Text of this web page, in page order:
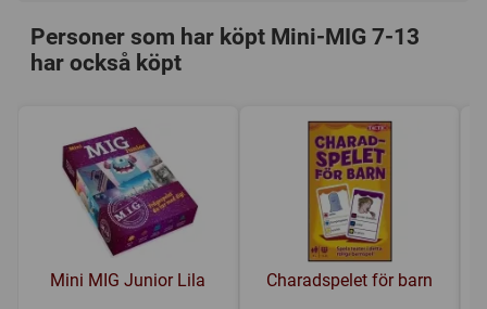
1 spelblock
Serie: M.I.G
Länkar: Tillverkarens hemsida
Försälj. rank:11819/18137
Personer som har köpt Mini-MIG 7-13
har också köpt
Mini MIG Junior Lila Charadspelet för barn